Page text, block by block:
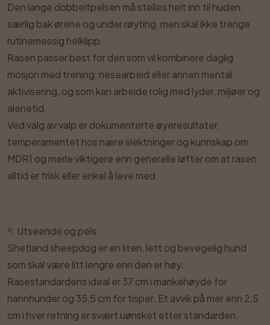
Den lange dobbeltpelsen må stelles helt inn til huden,
særlig bak ørene og under røyting, men skal ikke trenge
rutinemessig helklipp.
Rasen passer best for den som vil kombinere daglig
mosjon med trening, nesearbeid eller annen mental
aktivisering, og som kan arbeide rolig med lyder, miljøer og
alenetid.
Ved valg av valp er dokumenterte øyeresultater,
temperamentet hos nære slektninger og kunnskap om
MDR1 og merle viktigere enn generelle løfter om at rasen
alltid er frisk eller enkel å leve med.
Utseende og pels
Shetland sheepdog er en liten, lett og bevegelig hund
som skal være litt lengre enn den er høy.
Rasestandardens ideal er 37 cm i mankehøyde for
hannhunder og 35,5 cm for tisper. Et avvik på mer enn 2,5
cm i hver retning er svært uønsket etter standarden.